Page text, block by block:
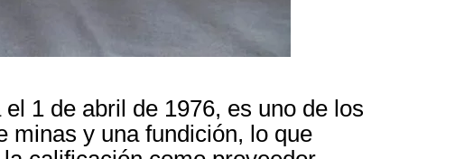
1 de abril de 1976, es uno de los
minas y una fundición, lo que